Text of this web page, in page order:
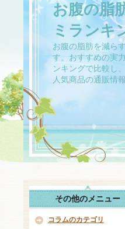
お腹の脂
ミランキ
お腹の脂肪を減ら
す。おすすめの実
ンキングで比較し
人気商品の通販情
その他のメニュー
コラムのカテゴリ